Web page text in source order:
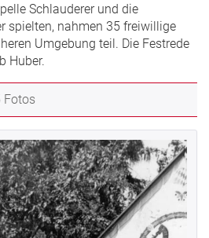
Schlauderer und die
spielten, nahmen 35 freiwillige
Umgebung teil. Die Festrede
Huber.
Fotos